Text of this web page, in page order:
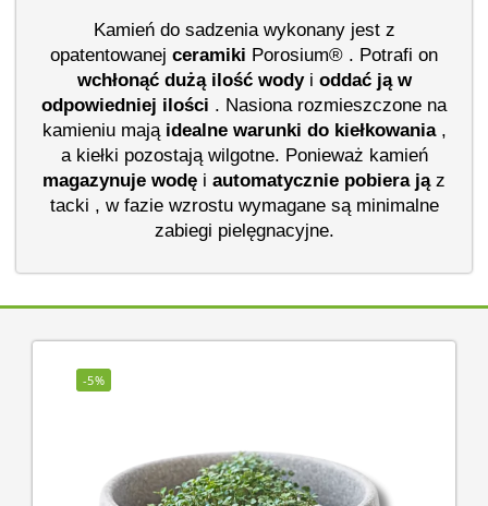
Kamień do sadzenia wykonany jest z
opatentowanej ceramiki Porosium® . Potrafi on
wchłonąć dużą ilość wodyi oddać ją w
odpowiedniej ilości . Nasiona rozmieszczone na
kamieniu mają idealne warunki do kiełkowania,
a kiełki pozostają wilgotne. Ponieważ kamień
magazynuje wodę i automatycznie pobiera jąz
tacki , w fazie wzrostu wymagane są minimalne
zabiegi pielęgnacyjne.
-5%